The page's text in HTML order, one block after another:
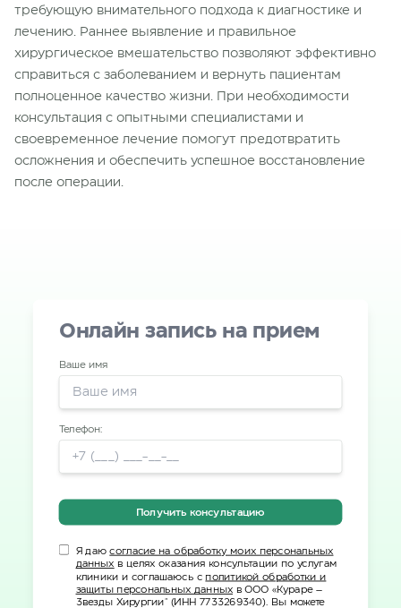
требующую внимательного подхода к диагностике и
лечению. Раннее выявление и правильное
хирургическое вмешательство позволяют эффективно
справиться с заболеванием и вернуть пациентам
полноценное качество жизни. При необходимости
консультация с опытными специалистами и
своевременное лечение помогут предотвратить
осложнения и обеспечить успешное восстановление
после операции.
Онлайн запись на прием
Ваше имя
Телефон:
Получить консультацию
Я даюсогласие на обработку моих персональных
данных в целях оказания консультации по услугам
клиники и соглашаюсь с политикой обработки и
защиты персональных данных в ООО «Кураре –
Звезды Хирургии" (ИНН 7733269340). Вы можете